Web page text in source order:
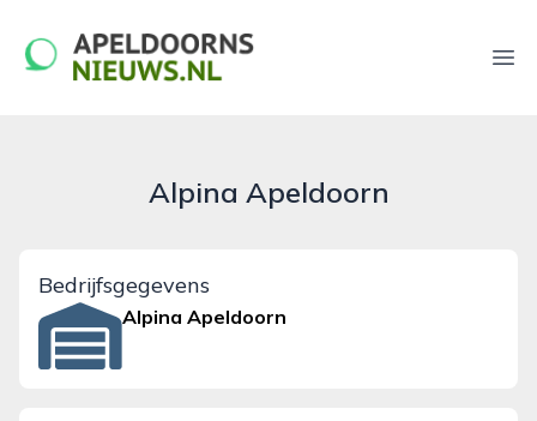
apeldoornsnieuws.nl
Alpina Apeldoorn
Bedrijfsgegevens
Alpina Apeldoorn